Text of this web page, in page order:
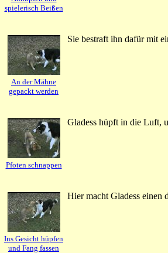
spielerisch Beißen
An der Mähne
gepackt werden
Sie bestraft ihn dafür mit
Pfoten schnappen
Gladess hüpft in die Luft,
Ins Gesicht hüpfen
und Fang fassen
Hier macht Gladess einen